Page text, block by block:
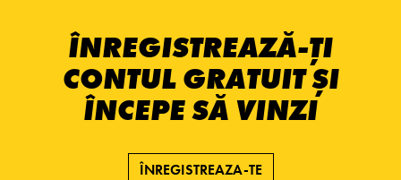
ÎNREGISTREAZĂ-ȚI
CONTUL GRATUIT ȘI
ÎNCEPE SĂ VINZI
ÎNREGISTREAZA-TE